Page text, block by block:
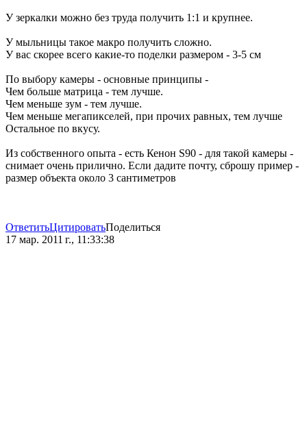
У зеркалки можно без труда получить 1:1 и крупнее.
У мыльницы такое макро получить сложно.
У вас скорее всего какие-то поделки размером - 3-5 см
По выбору камеры - основные принципы -
Чем больше матрица - тем лучше.
Чем меньше зум - тем лучше.
Чем меньше мегапикселей, при прочих равных, тем лучше
Остальное по вкусу.
Из собственного опыта - есть Кенон S90 - для такой камеры -
снимает очень прилично. Если дадите почту, сброшу пример -
размер объекта около 3 сантиметров
ОтветитьЦитироватьПоделиться
17 мар. 2011 г., 11:33:38